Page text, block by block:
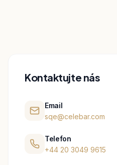
Kontaktujte nás
Email
sqe@celebar.com
Telefon
+44 20 3049 9615